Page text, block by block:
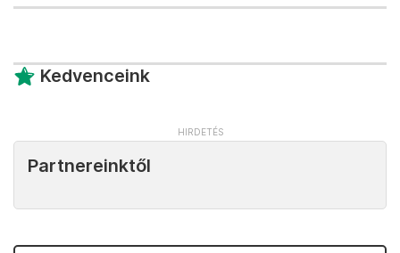
Kedvenceink
Partnereinktől